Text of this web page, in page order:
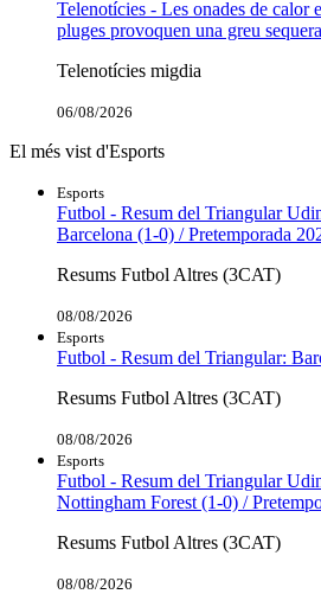
Telenotícies - Les onades de calor
pluges provoquen una greu
Telenotícies migdia
06/08/2026
El més vist d'Esports
Esports
Futbol - Resum del Triangular
Barcelona (1-0) / Pretemporada
Resums Futbol Altres (3CAT)
08/08/2026
Esports
Futbol - Resum del Triangular:
Resums Futbol Altres (3CAT)
08/08/2026
Esports
Futbol - Resum del Triangular
Nottingham Forest (1-0) /
Resums Futbol Altres (3CAT)
08/08/2026